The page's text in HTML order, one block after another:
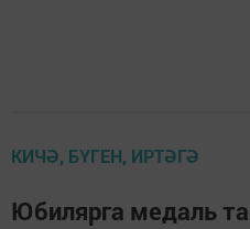
КИЧӘ, БҮГЕН, ИРТӘГӘ
Юбилярга медаль